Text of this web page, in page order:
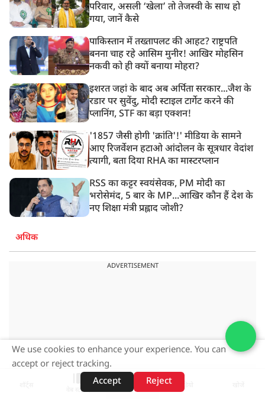
परिवार, असली ‘खेला’ तो तेजस्वी के साथ हो
गया, जानें कैसे
पाकिस्तान में तख्तापलट की आहट? राष्ट्रपति
बनना चाह रहे आसिम मुनीर! आखिर मोहसिन
नकवी को ही क्यों बनाया मोहरा?
इशरत जहां के बाद अब अर्पिता सरकार...जैश के
रडार पर सुवेंदु, मोदी स्टाइल टार्गेट करने की
प्लानिंग, STF का बड़ा एक्शन!
'1857 जैसी होगी 'क्रांति'!' मीडिया के सामने
आए रिजर्वेशन हटाओ आंदोलन के सूत्रधार वेदांश
त्यागी, बता दिया RHA का मास्टरप्लान
RSS का कट्टर स्वयंसेवक, PM मोदी का
भरोसेमंद, 5 बार के MP...आखिर कौन हैं देश के
नए शिक्षा मंत्री प्रह्लाद जोशी?
अधिक
ADVERTISEMENT
वेब स्टोरीज़
We use cookies to enhance your experience. You can
accept or reject tracking.
Accept
Reject